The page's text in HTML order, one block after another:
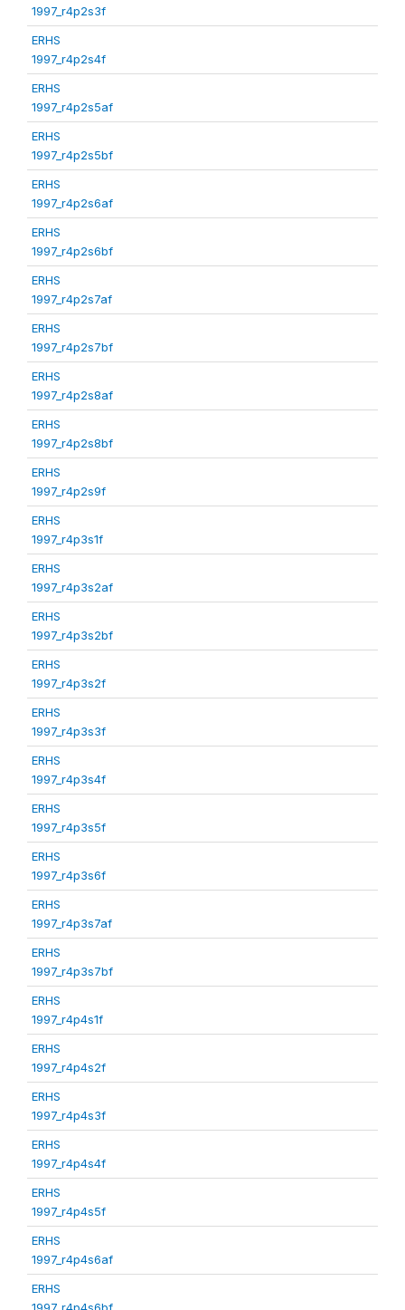
1997_r4p2s3f
ERHS
1997_r4p2s4f
ERHS
1997_r4p2s5af
ERHS
1997_r4p2s5bf
ERHS
1997_r4p2s6af
ERHS
1997_r4p2s6bf
ERHS
1997_r4p2s7af
ERHS
1997_r4p2s7bf
ERHS
1997_r4p2s8af
ERHS
1997_r4p2s8bf
ERHS
1997_r4p2s9f
ERHS
1997_r4p3s1f
ERHS
1997_r4p3s2af
ERHS
1997_r4p3s2bf
ERHS
1997_r4p3s2f
ERHS
1997_r4p3s3f
ERHS
1997_r4p3s4f
ERHS
1997_r4p3s5f
ERHS
1997_r4p3s6f
ERHS
1997_r4p3s7af
ERHS
1997_r4p3s7bf
ERHS
1997_r4p4s1f
ERHS
1997_r4p4s2f
ERHS
1997_r4p4s3f
ERHS
1997_r4p4s4f
ERHS
1997_r4p4s5f
ERHS
1997_r4p4s6af
ERHS
1997_r4p4s6bf